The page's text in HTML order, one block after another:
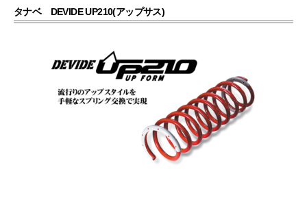
タナベ DEVIDE UP210(アップサス)